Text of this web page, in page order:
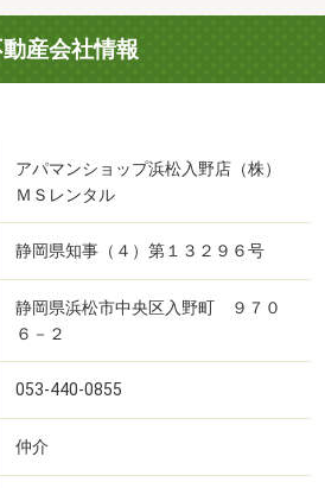
産会社情報
アパマンショップ浜松入野店（株）
ＭＳレンタル
静岡県知事（４）第１３２９６号
静岡県浜松市中央区入野町 ９７０
６－２
053-440-0855
仲介